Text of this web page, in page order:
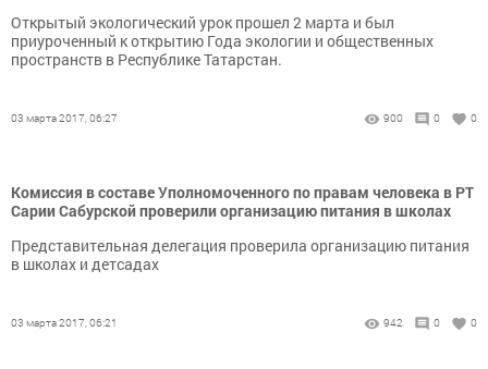
Открытый экологический урок прошел 2 марта и был
приуроченный к открытию Года экологии и общественных
пространств в Республике Татарстан.
03 марта 2017, 06:27 900 0 0
Комиссия в составе Уполномоченного по правам человека в РТ
Сарии Сабурской проверили организацию питания в школах
Представительная делегация проверила организацию питания
в школах и детсадах
03 марта 2017, 06:21 942 0 0